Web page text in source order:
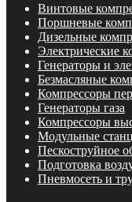
Винтовые
Поршневые
Дизельные
Электрические
Генераторы и
Безмасляные
Компрессоры
Генераторы газа
Компрессоры
Модульные
Пескоструйное
Подготовка
Пневмосеть и